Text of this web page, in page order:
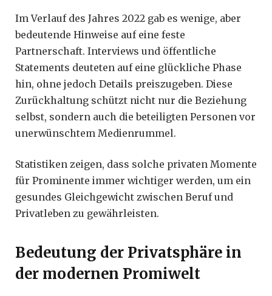
Im Verlauf des Jahres 2022 gab es wenige, aber
bedeutende Hinweise auf eine feste
Partnerschaft. Interviews und öffentliche
Statements deuteten auf eine glückliche Phase
hin, ohne jedoch Details preiszugeben. Diese
Zurückhaltung schützt nicht nur die Beziehung
selbst, sondern auch die beteiligten Personen vor
unerwünschtem Medienrummel.
Statistiken zeigen, dass solche privaten Momente
für Prominente immer wichtiger werden, um ein
gesundes Gleichgewicht zwischen Beruf und
Privatleben zu gewährleisten.
Bedeutung der Privatsphäre in
der modernen Promiwelt